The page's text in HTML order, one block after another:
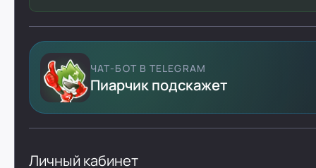
ЧАТ-БОТ В TELEGRAM
Пиарчик подскажет
Личный кабинет